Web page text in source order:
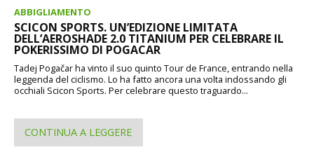
ABBIGLIAMENTO
SCICON SPORTS. UN’EDIZIONE LIMITATA
DELL’AEROSHADE 2.0 TITANIUM PER CELEBRARE IL
POKERISSIMO DI POGACAR
Tadej Pogačar ha vinto il suo quinto Tour de France, entrando nella
leggenda del ciclismo. Lo ha fatto ancora una volta indossando gli
occhiali Scicon Sports. Per celebrare questo traguardo...
CONTINUA A LEGGERE